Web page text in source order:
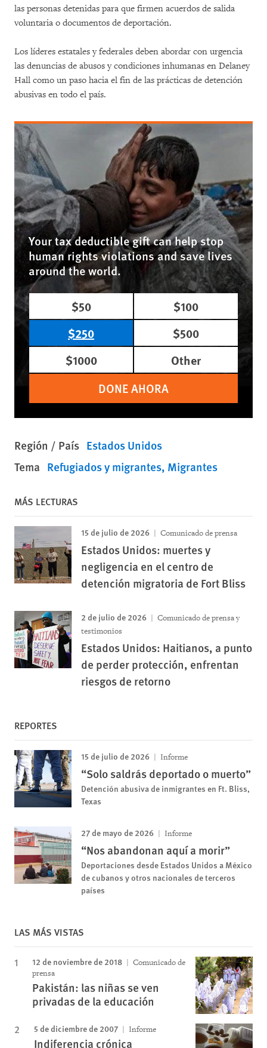
las personas detenidas para que firmen acuerdos de salida
voluntaria o documentos de deportación.
Los líderes estatales y federales deben abordar con urgencia
las denuncias de abusos y condiciones inhumanas en Delaney
Hall como un paso hacia el fin de las prácticas de detención
abusivas en todo el país.
Your tax deductible gift can help stop
human rights violations and save lives
around the world.
$50
$100
$250
$500
$1000
Other
DONE AHORA
Región / País Estados Unidos
Tema Refugiados y migrantes Migrantes
MÁS LECTURAS
15 de julio de 2026 Comunicado de prensa
Estados Unidos: muertes y
negligencia en el centro de
detención migratoria de Fort Bliss
2 de julio de 2026
Comunicado de prensa y
testimonios
Estados Unidos: Haitianos, a punto
de perder protección, enfrentan
riesgos de retorno
REPORTES
15 de julio de 2026 Informe
“Solo saldrás deportado o muerto”
Detención abusiva de inmigrantes en Ft. Bliss,
Texas
27 de mayo de 2026 Informe
“Nos abandonan aquí a morir”
Deportaciones desde Estados Unidos a México
de cubanos y otros nacionales de terceros
países
LAS MÁS VISTAS
12 de noviembre de 2018
Comunicado de
prensa
Pakistán: las niñas se ven
privadas de la educación
5 de diciembre de 2007 Informe
Indiferencia crónica